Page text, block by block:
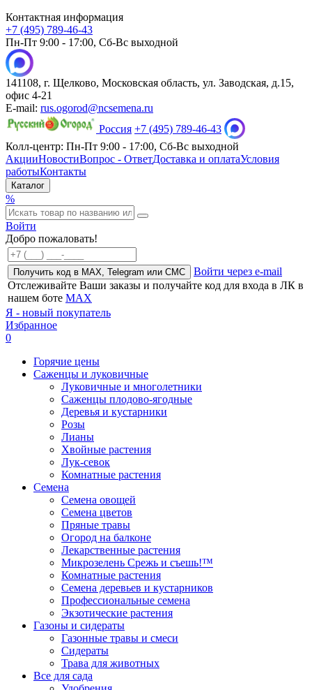
Контактная информация
+7 (495) 789-46-43
Пн-Пт 9:00 - 17:00, Сб-Вс выходной
141108, г. Щелково, Московская область, ул. Заводская, д.15,
офис 4-21
E-mail: rus.ogorod@ncsemena.ru
Россия +7 (495) 789-46-43
Колл-центр: Пн-Пт 9:00 - 17:00, Сб-Вс выходной
АкцииНовостиВопрос - ОтветДоставка и оплатаУсловия
работыКонтакты
Каталог
%
Войти
Добро пожаловать!
Получить код в MAX, Telegram или СМС
Войти через e-mail
Отслеживайте Ваши заказы и получайте код для входа в ЛК в
нашем боте MAX
Я - новый покупатель
Избранное
0
Горячие цены
Саженцы и луковичные
Луковичные и многолетники
Саженцы плодово-ягодные
Деревья и кустарники
Розы
Лианы
Хвойные растения
Лук-севок
Комнатные растения
Семена
Семена овощей
Семена цветов
Пряные травы
Огород на балконе
Лекарственные растения
Микрозелень Срежь и съешь!™
Комнатные растения
Семена деревьев и кустарников
Профессиональные семена
Экзотические растения
Газоны и сидераты
Газонные травы и смеси
Сидераты
Трава для животных
Все для сада